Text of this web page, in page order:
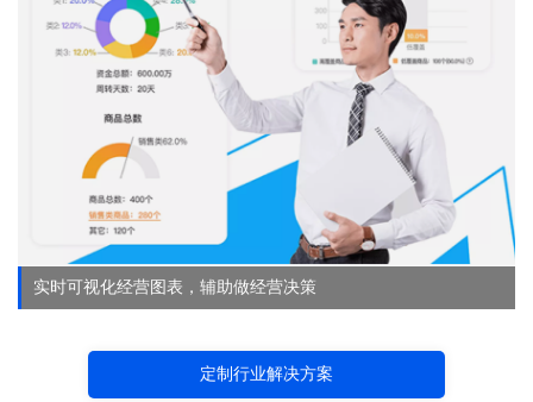
实时可视化经营图表，辅助做经营决策
定制行业解决方案